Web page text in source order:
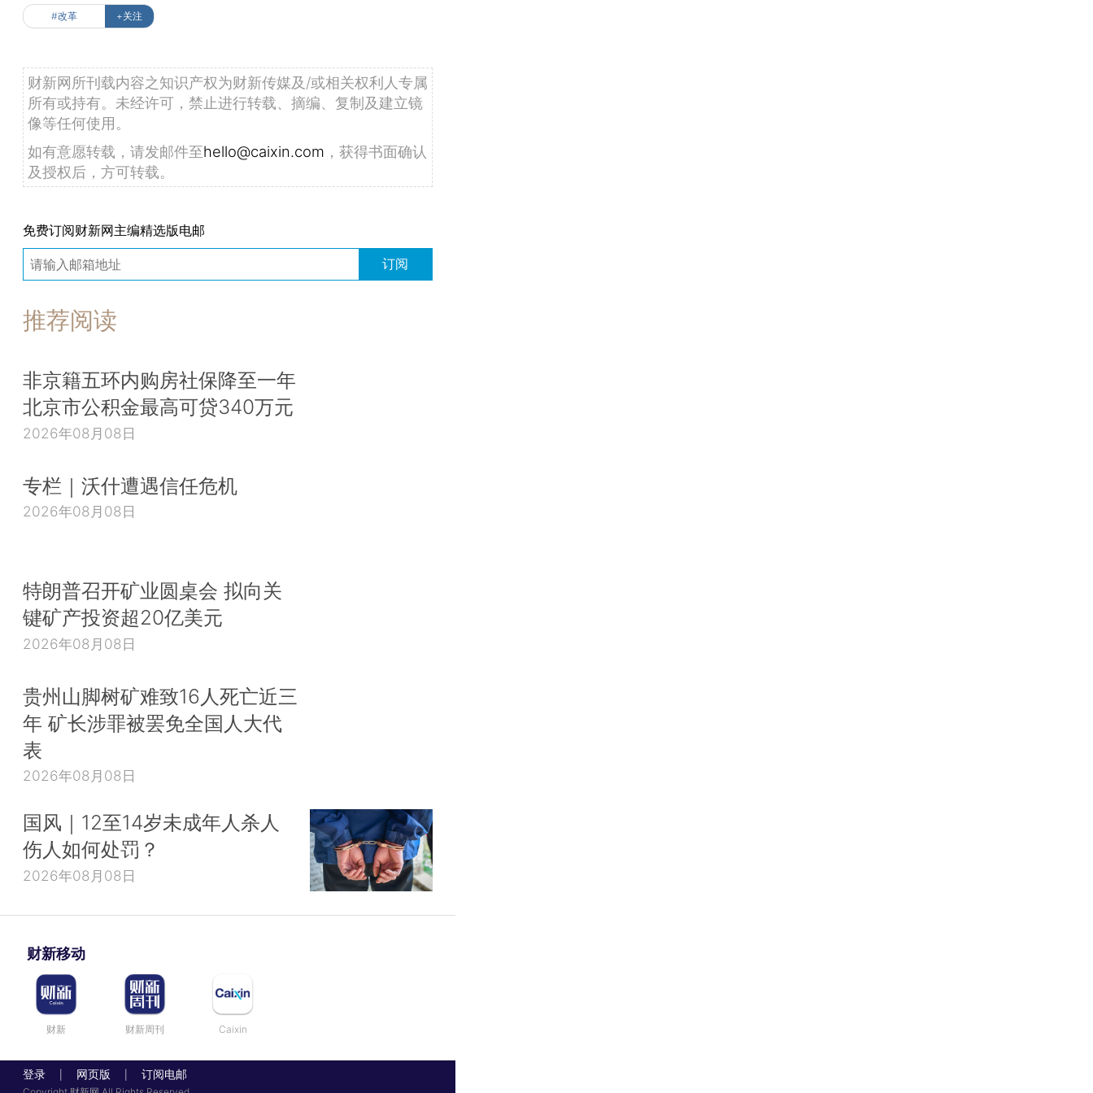
#改革 +关注
财新网所刊载内容之知识产权为财新传媒及/或相关权利人专属
所有或持有。未经许可，禁止进行转载、摘编、复制及建立镜
像等任何使用。
如有意愿转载，请发邮件至hello@caixin.com ，获得书面确认
及授权后，方可转载。
免费订阅财新网主编精选版电邮
订阅
推荐阅读
非京籍五环内购房社保降至一年
北京市公积金最高可贷340万元
2026年08月08日
专栏｜沃什遭遇信任危机
2026年08月08日
特朗普召开矿业圆桌会 拟向关
键矿产投资超20亿美元
2026年08月08日
贵州山脚树矿难致16人死亡近三
年 矿长涉罪被罢免全国人大代
表
2026年08月08日
国风｜12至14岁未成年人杀人
伤人如何处罚？
2026年08月08日
财新移动
财新 财新周刊 Caixin
登录 网页版 订阅电邮